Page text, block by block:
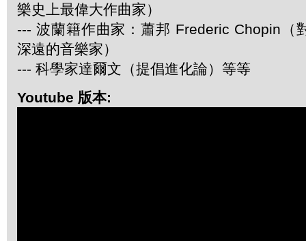
樂史上最偉大作曲家）
--- 波蘭籍作曲家：蕭邦 Frederic Chopin（
深遠的音樂家）
--- 科學家達爾文（提倡進化論）等等
Youtube 版本: